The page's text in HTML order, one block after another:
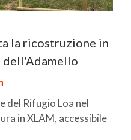
la ricostruzione in
dell'Adamello
del Rifugio Loa nel
in XLAM, accessibile